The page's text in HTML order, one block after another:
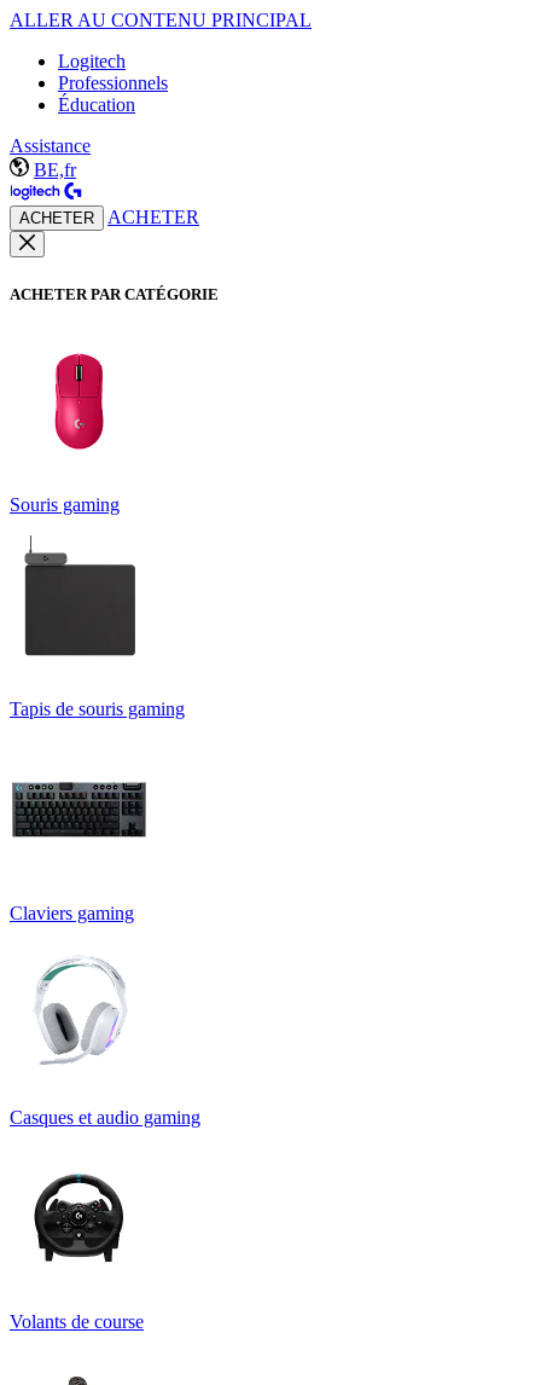
ALLER AU CONTENU PRINCIPAL
Logitech
Professionnels
Éducation
Assistance
BE,fr
ACHETER ACHETER
ACHETER PAR CATÉGORIE
Souris gaming
Tapis de souris gaming
Claviers gaming
Casques et audio gaming
Volants de course